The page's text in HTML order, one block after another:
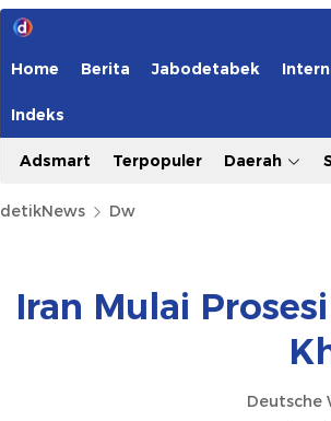
Home Berita Jabodetabek
Indeks
Adsmart Terpopuler Daerah
detikNews Dw
Iran Mulai
Deutsche